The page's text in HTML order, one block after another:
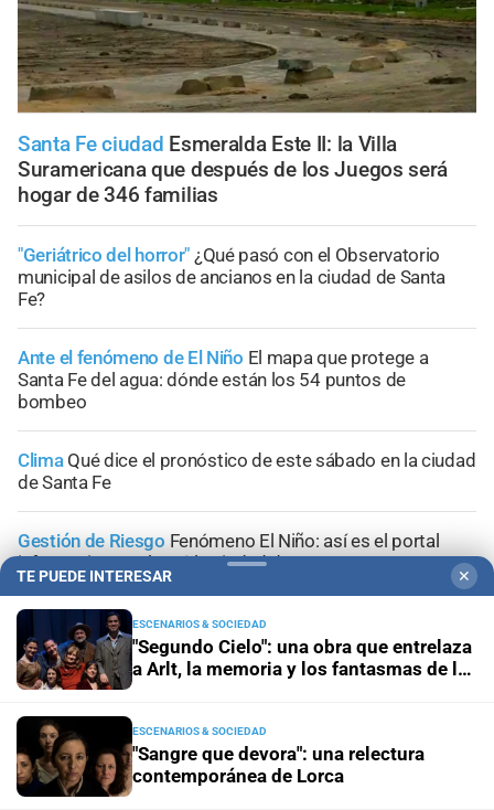
Santa Fe ciudad Esmeralda Este II: la Villa
Suramericana que después de los Juegos será
hogar de 346 familias
"Geriátrico del horror" ¿Qué pasó con el Observatorio
municipal de asilos de ancianos en la ciudad de Santa
Fe?
Ante el fenómeno de El Niño El mapa que protege a
Santa Fe del agua: dónde están los 54 puntos de
bombeo
Clima Qué dice el pronóstico de este sábado en la ciudad
de Santa Fe
Gestión de Riesgo Fenómeno El Niño: así es el portal
informativo que lanzó la ciudad de Santa Fe
TE PUEDE INTERESAR ✕
ESCENARIOS & SOCIEDAD
"Segundo Cielo": una obra que entrelaza
a Arlt, la memoria y los fantasmas de la
ESCENARIOS & SOCIEDAD
"Sangre que devora": una relectura
contemporánea de Lorca